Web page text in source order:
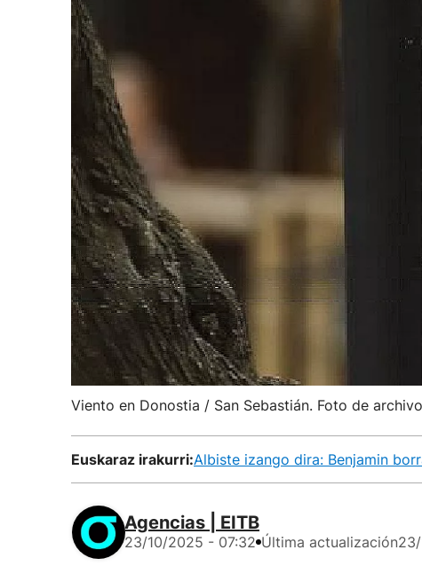
Viento en Donostia / San Sebastián. Foto de
Euskaraz irakurri:Albiste izango dira: Benjamin
Agencias | EITB
23/10/2025 - 07:32 Última actualización